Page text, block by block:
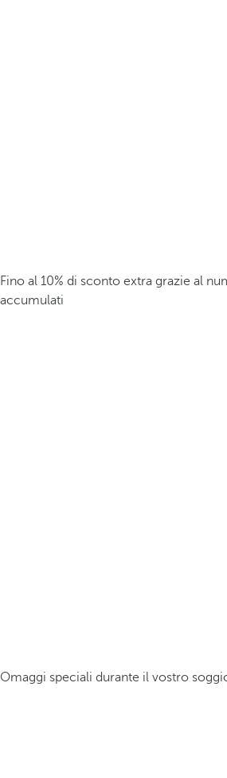
Fino al 10% di sconto extra grazie al
accumulati
Omaggi speciali durante il vostro